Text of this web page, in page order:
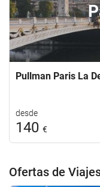
Pullman Paris La
desde
140 €
Ofertas de